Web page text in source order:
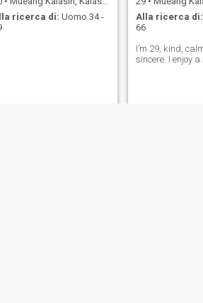
ricerca di: Uomo 34 -
Alla ricerca di:
66
I’m 29, kind,
sincere. I enjoy